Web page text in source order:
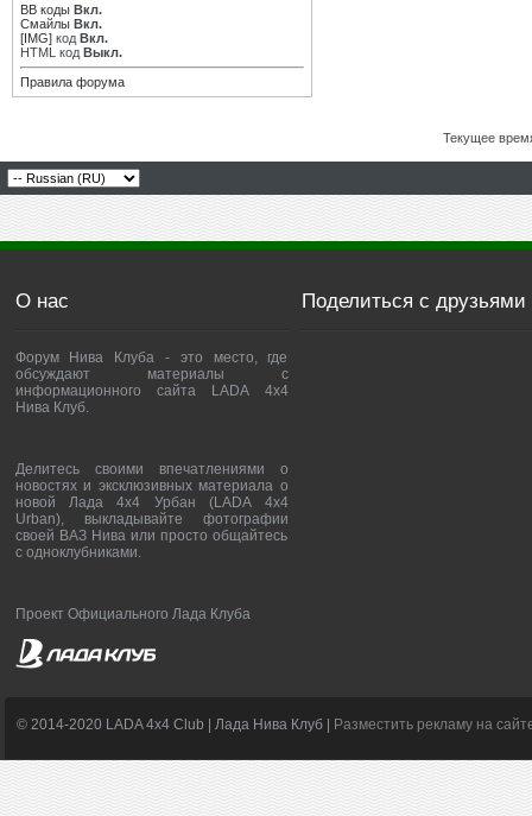
BB коды Вкл.
Смайлы Вкл.
[IMG] код Вкл.
HTML код Выкл.
Правила форума
Текущее
О нас
Форум Нива Клуба - это место, где
обсуждают материалы с
информационного сайта LADA 4x4
Нива Клуб.
Делитесь своими впечатлениями о
новостях и эксклюзивных материала о
новой Лада 4х4 Урбан (LADA 4x4
Urban), выкладывайте фотографии
своей ВАЗ Нива или просто общайтесь
с одноклубниками.
Проект Официального Лада Клуба
Поделиться с друзьями
© 2014-2020 LADA 4x4 Club | Лада Нива Клуб | Разместить рекламу на